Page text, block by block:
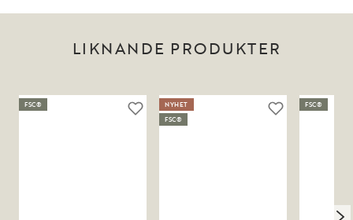
LIKNANDE PRODUKTER
FSC®
NYHET
FSC®
FSC®